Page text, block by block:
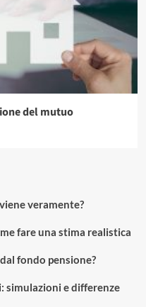
del mutuo
veramente?
fare una stima realistica
fondo pensione?
simulazioni e differenze